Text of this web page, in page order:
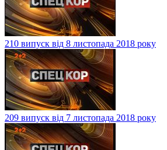
210 випуск від 8 листопада 2018 року
209 випуск від 7 листопада 2018 року